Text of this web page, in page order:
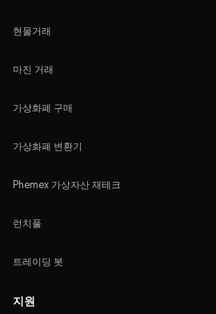
현물거래
마진 거래
가상화폐 구매
가상화폐 변환기
Phemex 가상자산 재테크
런치풀
트레이딩 봇
지원